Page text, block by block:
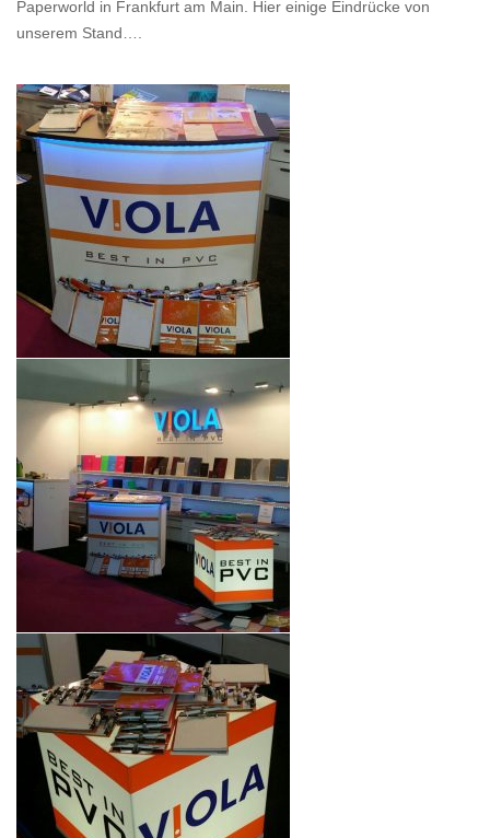
Paperworld in Frankfurt am Main. Hier einige Eindrücke von
unserem Stand….